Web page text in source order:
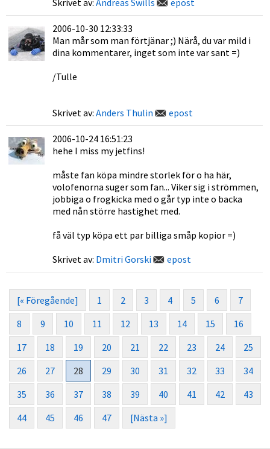
Skrivet av: Andreas Swills epost
2006-10-30 12:33:33
Man mår som man förtjänar ;) Närå, du var mild i
dina kommentarer, inget som inte var sant =)
/Tulle
Skrivet av: Anders Thulin epost
2006-10-24 16:51:23
hehe I miss my jetfins!
måste fan köpa mindre storlek för o ha här,
volofenorna suger som fan... Viker sig i strömmen,
jobbiga o frogkicka med o går typ inte o backa
med nån större hastighet med.
få väl typ köpa ett par billiga småp kopior =)
Skrivet av: Dmitri Gorski epost
[« Föregående] 1 2 3 4 5 6
7
8
9 10 11 12 13 14 15
16
17
18 19 20 21 22 23 24
25
26
27 28 29 30 31 32 33
34
35
36 37 38 39 40 41 42
43
44
45 46 47 [Nästa »]